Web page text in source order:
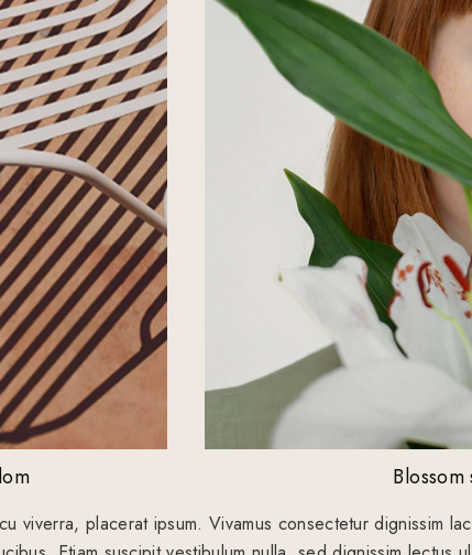
Blossom
viverra, placerat ipsum. Vivamus consectetur dignissim